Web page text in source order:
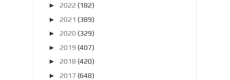
► 2022 (182)
► 2021 (389)
► 2020 (329)
► 2019 (407)
► 2018 (420)
► 2017 (648)